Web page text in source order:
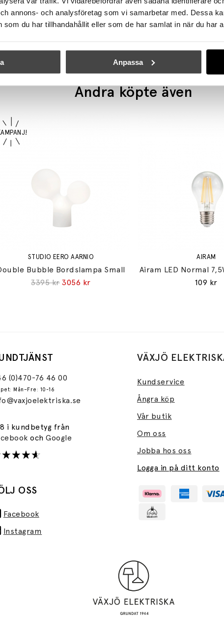
annons- och analysföretag som vi samarbetar med. Dessa
som du har tillhandahållit eller som de har samlat in när du har
Anpassa
ÖRSJÖ
Starlight 6 Skena Rå Koppar
ÖRSJÖ
Starlight 3 Skena
Andra köpte även
STUDIO EERO AARNIO
Bubble Bordslampa Small
3395 kr 3056 kr
AIRAM
Airam LED Normal
109 kr
(0)470-76 46 00
Mån–Fre: 10-16
i kundbetyg från
ochGoogle
VÄXJÖ
Kundservice
Ångra köp
Vår butik
Om oss
Jobba hos oss
Logga in på ditt konto
OSS
Facebook
Instagram